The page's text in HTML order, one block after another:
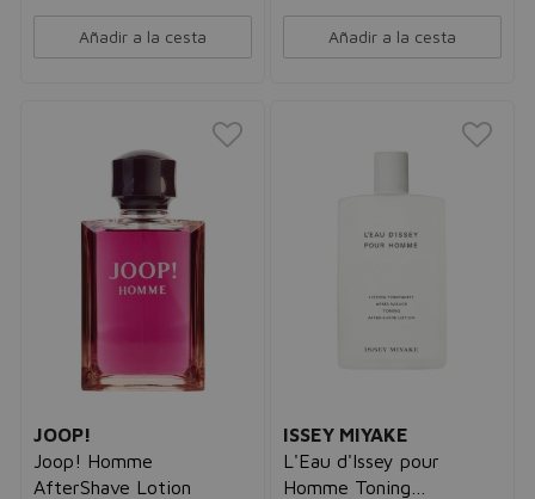
Añadir a la cesta Añadir a la cesta
JOOP!
Joop! Homme
AfterShave Lotion
ISSEY MIYAKE
L'Eau d'Issey pour
Homme Toning